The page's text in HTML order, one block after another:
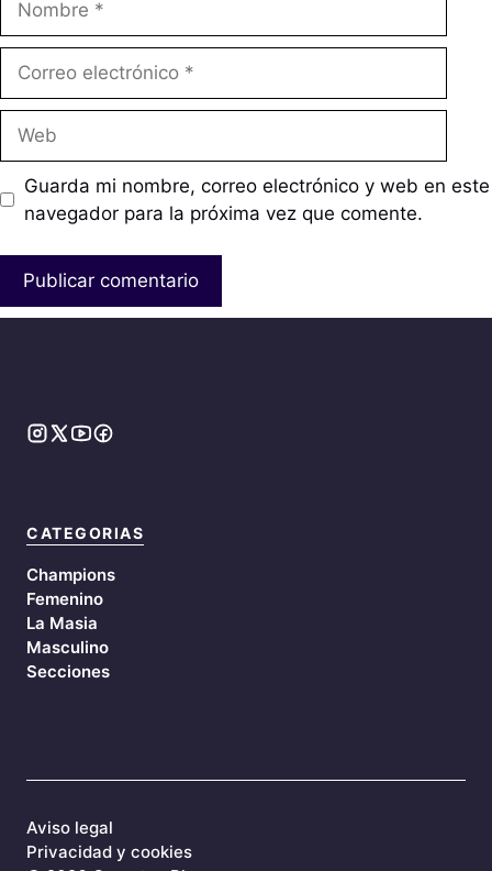
electrónico
Guarda mi nombre, correo electrónico y web en este
navegador para la próxima vez que comente.
CATEGORIAS
Champions
Femenino
La Masia
Masculino
Secciones
Aviso legal
Privacidad y cookies